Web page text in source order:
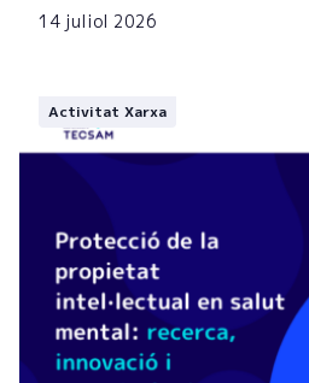
14 juliol 2026
Activitat Xarxa